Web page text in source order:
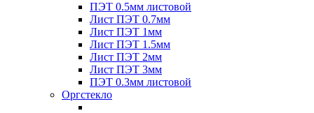
ПЭТ 0.5мм листовой
Лист ПЭТ 0.7мм
Лист ПЭТ 1мм
Лист ПЭТ 1.5мм
Лист ПЭТ 2мм
Лист ПЭТ 3мм
ПЭТ 0.3мм листовой
Оргстекло